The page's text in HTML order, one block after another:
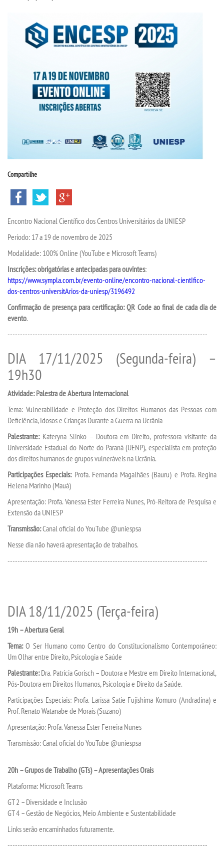
PROUNI
BACHARELADOS
TECNOLÓGICOS
VESTIBULAR
INSCREVA-SE
SEGUNDA GRADUAÇÃO
MATRÍCULA
EDITAL
DESTAQUES
UNIESP NEWS
REPOSITÓRIO
APOIO AO DISCENTE
BIBLIOTECA
CPA
INFORMÁTICA
PDI
LOGIN
PORTAL DE PROFESSORES/ACADÊMICO
UNIESP
Compartilhe
Encontro Nacional Científico dos Centros Universitários da UNIESP
Período: 17 a 19 de novembro de 2025
Modalidade: 100% Online (YouTube e Microsoft Teams)
Inscrições: obrigatórias e antecipadas para ouvintes:
https://www.sympla.com.br/evento-online/encontro-nacional-cientIfico-
dos-centros-universitArios-da-uniesp/3196492
Confirmação de presença para certificação: QR Code ao final de cada dia de
evento.
--------------------------------------------------------------------------------
DIA 17/11/2025 (Segunda-feira) –
19h30
Atividade: Palestra de Abertura Internacional
Tema: Vulnerabilidade e Proteção dos Direitos Humanos das Pessoas com
Deficiência, Idosos e Crianças Durante a Guerra na Ucrânia
Palestrante:Kateryna Slinko – Doutora em Direito, professora visitante da
Universidade Estadual do Norte do Paraná (UENP), especialista em proteção
dos direitos humanos de grupos vulneráveis na Ucrânia.
Participações Especiais:Profa. Fernanda Magalhães (Bauru) e Profa. Regina
Helena Marinho (Mauá)
Apresentação: Profa. Vanessa Ester Ferreira Nunes, Pró-Reitora de Pesquisa e
Extensão da UNIESP
Transmissão:Canal oficial do YouTube @uniespsa
Nesse dia não haverá apresentação de trabalhos.
--------------------------------------------------------------------------------
DIA 18/11/2025 (Terça-feira)
19h – Abertura Geral
Tema:O Ser Humano como Centro do Constitucionalismo Contemporâneo:
Um Olhar entre Direito, Psicologia e Saúde
Palestrante:Dra. Patrícia Gorisch – Doutora e Mestre em Direito Internacional,
Pós-Doutora em Direitos Humanos, Psicologia e Direito da Saúde.
Participações Especiais: Profa. Larissa Satie Fujishima Komuro (Andradina) e
Prof. Renato Watanabe de Morais (Suzano)
Apresentação: Profa. Vanessa Ester Ferreira Nunes
Transmissão: Canal oficial do YouTube @uniespsa
20h – Grupos de Trabalho (GTs) – Apresentações Orais
Plataforma: Microsoft Teams
GT 2 – Diversidade e Inclusão
GT 4 – Gestão de Negócios, Meio Ambiente e Sustentabilidade
Links serão encaminhados futuramente.
--------------------------------------------------------------------------------